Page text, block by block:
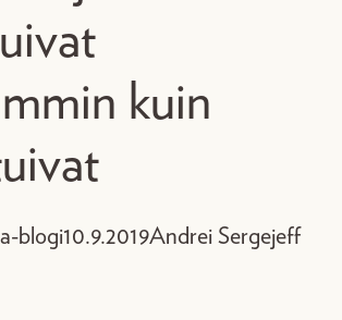
kuin
blogi10.9.2019Andrei Sergejeff